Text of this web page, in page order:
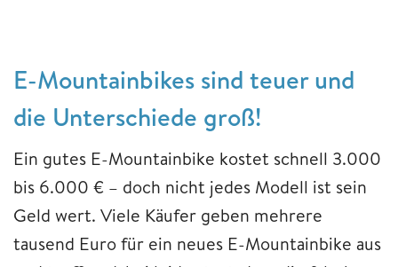
E-Mountainbikes sind teuer und
die Unterschiede groß!
Ein gutes E-Mountainbike kostet schnell 3.000
bis 6.000 € – doch nicht jedes Modell ist sein
Geld wert. Viele Käufer geben mehrere
tausend Euro für ein neues E-Mountainbike aus